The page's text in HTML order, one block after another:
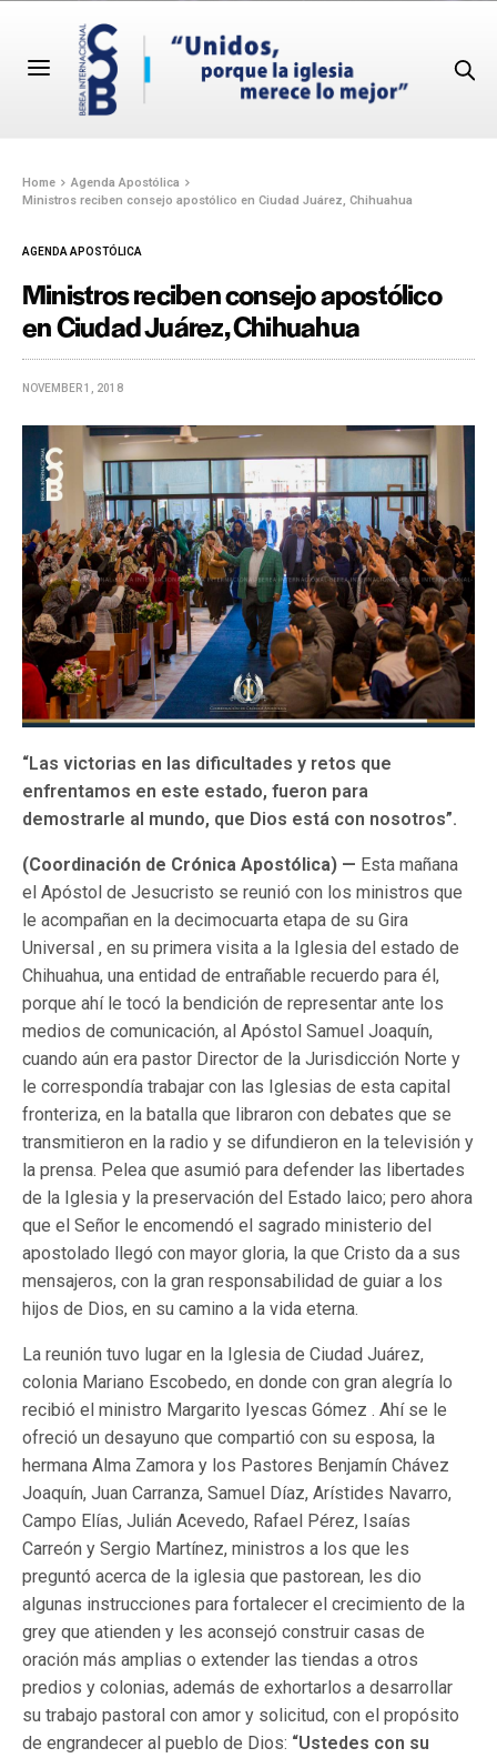
Home
Agenda Apostólica
Ministros reciben consejo apostólico en Ciudad Juárez, Chihuahua
AGENDA APOSTÓLICA
Ministros reciben consejo apostólico
en Ciudad Juárez, Chihuahua
NOVEMBER 1, 2018
“Las victorias en las dificultades y retos que
enfrentamos en este estado, fueron para
demostrarle al mundo, que Dios está con nosotros”.
(Coordinación de Crónica Apostólica) — Esta mañana
el Apóstol de Jesucristo se reunió con los ministros que
le acompañan en la decimocuarta etapa de su Gira
Universal , en su primera visita a la Iglesia del estado de
Chihuahua, una entidad de entrañable recuerdo para él,
porque ahí le tocó la bendición de representar ante los
medios de comunicación, al Apóstol Samuel Joaquín,
cuando aún era pastor Director de la Jurisdicción Norte y
le correspondía trabajar con las Iglesias de esta capital
fronteriza, en la batalla que libraron con debates que se
transmitieron en la radio y se difundieron en la televisión y
la prensa. Pelea que asumió para defender las libertades
de la Iglesia y la preservación del Estado laico; pero ahora
que el Señor le encomendó el sagrado ministerio del
apostolado llegó con mayor gloria, la que Cristo da a sus
mensajeros, con la gran responsabilidad de guiar a los
hijos de Dios, en su camino a la vida eterna.
La reunión tuvo lugar en la Iglesia de Ciudad Juárez,
colonia Mariano Escobedo, en donde con gran alegría lo
recibió el ministro Margarito Iyescas Gómez . Ahí se le
ofreció un desayuno que compartió con su esposa, la
hermana Alma Zamora y los Pastores Benjamín Chávez
Joaquín, Juan Carranza, Samuel Díaz, Arístides Navarro,
Campo Elías, Julián Acevedo, Rafael Pérez, Isaías
Carreón y Sergio Martínez, ministros a los que les
preguntó acerca de la iglesia que pastorean, les dio
algunas instrucciones para fortalecer el crecimiento de la
grey que atienden y les aconsejó construir casas de
oración más amplias o extender las tiendas a otros
predios y colonias, además de exhortarlos a desarrollar
su trabajo pastoral con amor y solicitud, con el propósito
de engrandecer al pueblo de Dios: “Ustedes con su